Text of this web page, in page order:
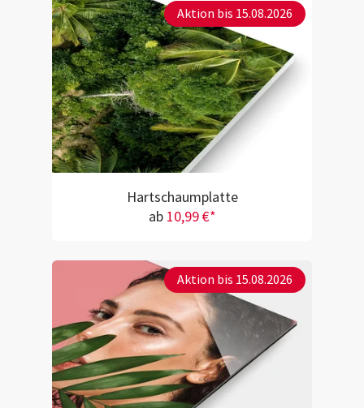
Aktion bis 15.08.2026
Hartschaumplatte
ab 10,99 €*
Aktion bis 15.08.2026